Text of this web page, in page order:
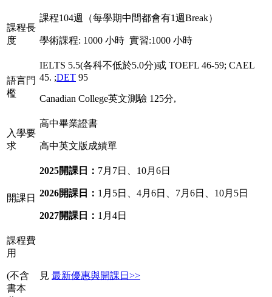
課程長
度
課程104週（每學期中間都會有1週Break）
學術課程: 1000 小時 實習:1000 小時
語言門
檻
IELTS 5.5(各科不低於5.0分)或 TOEFL 46-59; CAEL
45. ;DET 95
Canadian College英文測驗 125分,
入學要
求
高中畢業證書
高中英文版成績單
開課日
2025開課日： 7月7日、10月6日
2026開課日： 1月5日、4月6日、7月6日、10月5日
2027開課日： 1月4日
課程費
用
(不含
書本
見 最新優惠與開課日>>